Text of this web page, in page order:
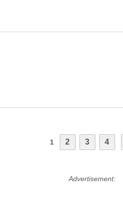
1 2 3 4
Advertisement: